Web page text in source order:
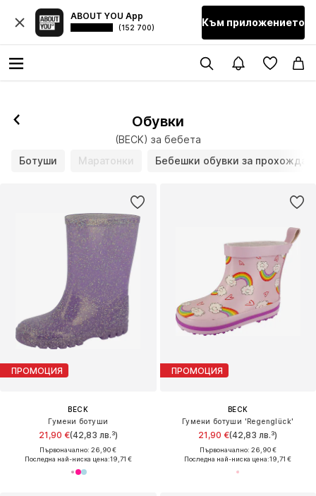
ABOUT YOU App
(152 700) Към приложението
Обувки
(BECK) за бебета
Ботуши
Маратонки Бебешки обувки за
ПРОМОЦИЯ
BECK
Гумени ботуши
21,90 €(42,83 лв.³)
Първоначално: 26,90 €
Последна най-ниска цена:19,71 €
ПРОМОЦИЯ
BECK
Гумени ботуши 'Regenglück'
21,90 €(42,83 лв.³)
Първоначално: 26,90 €
Последна най-ниска цена:19,71 €